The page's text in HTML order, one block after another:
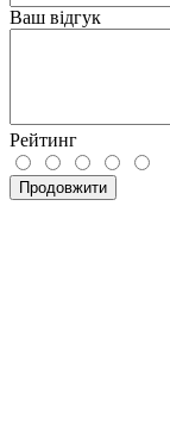
Ваш відгук
Рейтинг
Продовжити